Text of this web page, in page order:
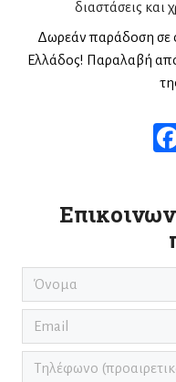
διαστάσεις και
Δωρεάν παράδοση σε
Ελλάδος! Παραλαβή